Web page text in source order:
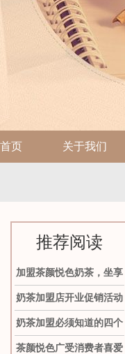
首页 关于我们
推荐阅读
加盟茶颜悦色奶茶，坐享
奶茶加盟店开业促销活动
奶茶加盟必须知道的四个
茶颜悦色广受消费者喜爱